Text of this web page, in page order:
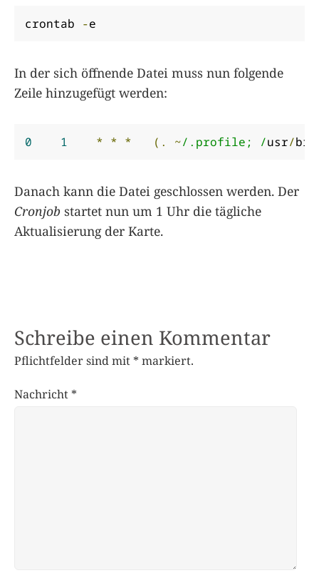
crontab -e
In der sich öffnende Datei muss nun folgende
Zeile hinzugefügt werden:
0 1 * * * (. ~/.profile; /usr/bin
Danach kann die Datei geschlossen werden. Der
Cronjob startet nun um 1 Uhr die tägliche
Aktualisierung der Karte.
Schreibe einen Kommentar
Pflichtfelder sind mit * markiert.
Nachricht *